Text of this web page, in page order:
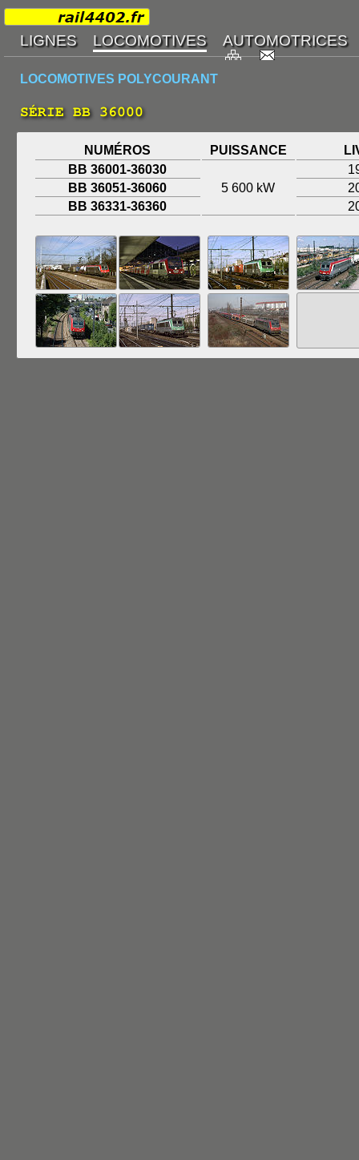
LOCOMOTIVES POLYCOURANT
SÉRIE BB 36000
NUMÉROS PUISSANCE
BB 36001-36030
5 600 kW
BB 36051-36060
BB 36331-36360